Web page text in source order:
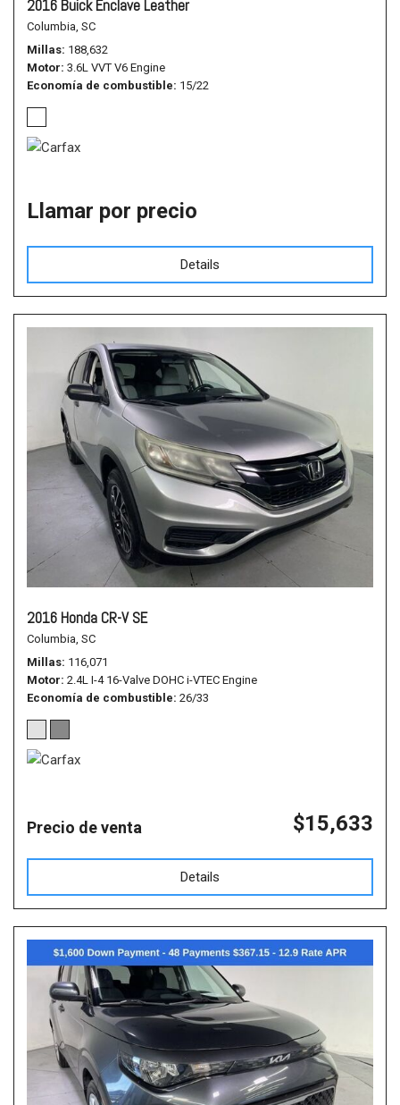
2016 Buick Enclave Leather
Columbia, SC
Millas 188,632
Motor 3.6L VVT V6 Engine
Economía de combustible 15/22
Llamar por precio
Details
2016 Honda CR-V SE
Columbia, SC
Millas 116,071
Motor 2.4L I-4 16-Valve DOHC i-VTEC Engine
Economía de combustible 26/33
Precio de venta $15,633
Details